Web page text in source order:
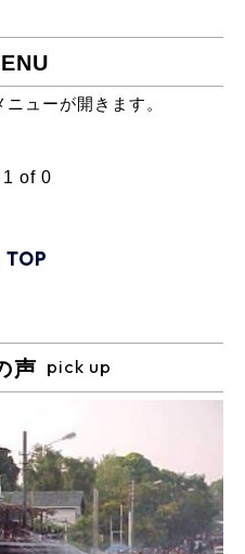
ューが開きます。
of 0
声 pick up